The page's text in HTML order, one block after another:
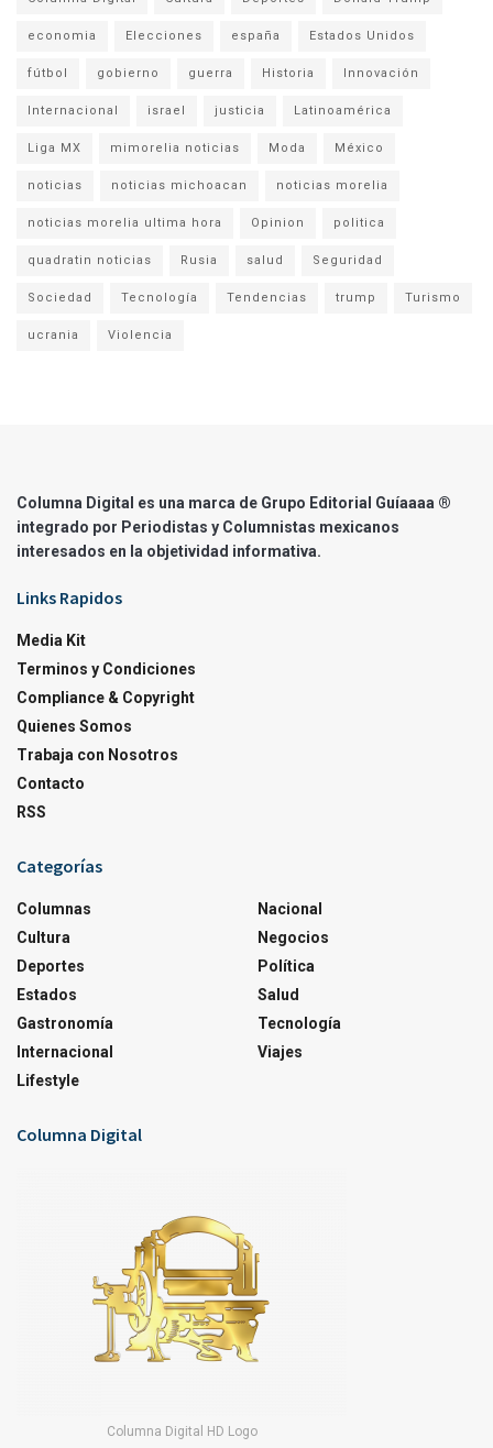
economia Elecciones españa Estados Unidos
fútbol gobierno guerra Historia Innovación
Internacional israel justicia Latinoamérica
Liga MX mimorelia noticias Moda México
noticias noticias michoacan noticias morelia
noticias morelia ultima hora Opinion politica
quadratin noticias Rusia salud Seguridad
Sociedad Tecnología Tendencias trump Turismo
ucrania Violencia
Columna Digital es una marca de Grupo Editorial Guíaaaa ®
integrado por Periodistas y Columnistas mexicanos
interesados en la objetividad informativa.
Links Rapidos
Media Kit
Terminos y Condiciones
Compliance & Copyright
Quienes Somos
Trabaja con Nosotros
Contacto
RSS
Categorías
Columnas
Cultura
Deportes
Estados
Gastronomía
Internacional
Lifestyle
Nacional
Negocios
Política
Salud
Tecnología
Viajes
Columna Digital
Columna Digital HD Logo